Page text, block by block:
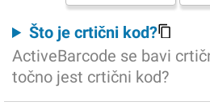
Što je crtični kod?
ActiveBarcode se bavi
točno jest crtični kod?